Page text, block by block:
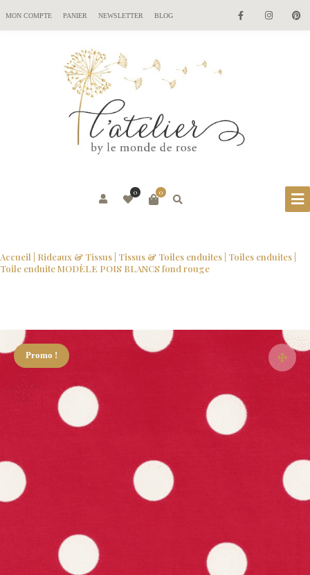
MON COMPTE PANIER NEWSLETTER BLOG
0
0
Accueil Rideaux & Tissus Tissus & Toiles enduites Toiles enduites
Toile enduite MODÈLE POIS BLANCS fond rouge
Promo !